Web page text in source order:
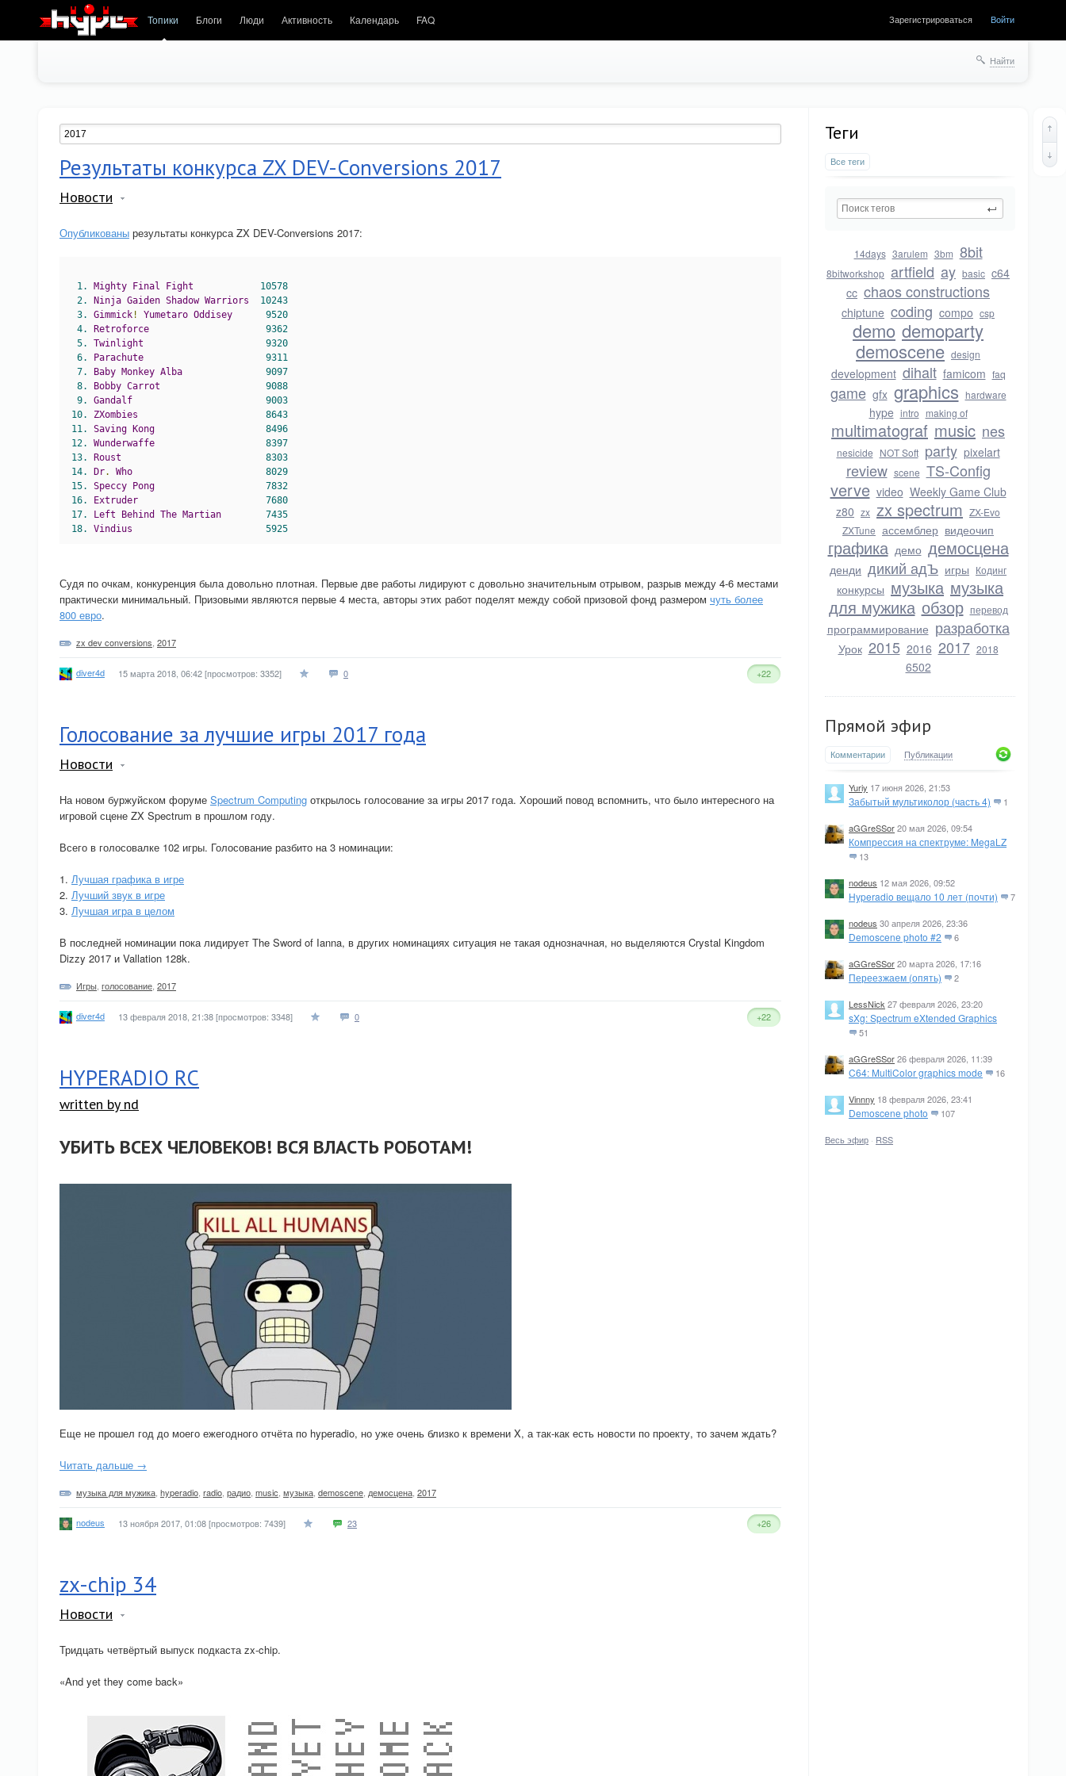
Топики Блоги Люди Активность Календарь FAQ Зарегистрироваться Войти
Найти
Теги
Все теги
14days 3arulem 3bm 8bit
8bitworkshop artfield ay basic c64
cc chaos constructions
chiptune coding compo csp
demo demoparty
demoscene design
development dihalt famicom faq
game gfx graphics hardware
hype intro making of
multimatograf music nes
nesicide NOT Soft party pixelart
review scene TS-Config
verve video Weekly Game Club
z80 zx zx spectrum ZX-Evo
ZXTune ассемблер видеочип
графика демо демосцена
денди дикий адЪ игры Кодинг
конкурсы музыка музыка
для мужика обзор перевод
программирование разработка
Урок 2015 2016 2017 2018
6502
Прямой эфир
Комментарии Публикации
Yuriy 17 июня 2026, 21:53
Забытый мультиколор (часть 4) 1
aGGreSSor20 мая 2026, 09:54
Компрессия на спектруме: MegaLZ
13
nodeus 12 мая 2026, 09:52
Hyperadio вещало 10 лет (почти) 7
nodeus 30 апреля 2026, 23:36
Demoscene photo #2 6
aGGreSSor20 марта 2026, 17:16
Переезжаем (опять) 2
LessNick 27 февраля 2026, 23:20
sXg: Spectrum eXtended Graphics
51
aGGreSSor26 февраля 2026, 11:39
C64: MultiColor graphics mode 16
Vinnny 18 февраля 2026, 23:41
Demoscene photo 107
Весь эфир · RSS
Результаты конкурса ZX DEV-Conversions 2017
Новости
Опубликованы результаты конкурса ZX DEV-Conversions 2017:
1. Mighty Final Fight
10578
2.
Ninja Gaiden Shadow Warriors
10243
3.
Gimmick ! Yumetaro Oddisey
9520
4.
Retroforce
9362
5.
Twinlight
9320
6.
Parachute
9311
7.
Baby Monkey Alba
9097
8.
Bobby Carrot
9088
9.
Gandalf
9003
10.
ZXombies
8643
11.
Saving Kong
8496
12.
Wunderwaffe
8397
13.
Roust
8303
14.
Dr. Who
8029
15.
Speccy Pong
7832
16.
Extruder
7680
17.
Left Behind The Martian
7435
18.
Vindius 5925
Судя по очкам, конкуренция была довольно плотная. Первые две работы лидируют с довольно значительным отрывом, разрыв между 4-6 местами
практически минимальный. Призовыми являются первые 4 места, авторы этих работ поделят между собой призовой фонд размером чуть более
800 евро.
zx dev conversions 2017
diver4d 15 марта 2018, 06:42[просмотров: 3352] 0 +22
Голосование за лучшие игры 2017 года
Новости
На новом буржуйском форуме Spectrum Computing открылось голосование за игры 2017 года. Хороший повод вспомнить, что было интересного на
игровой сцене ZX Spectrum в прошлом году.
Всего в голосовалке 102 игры. Голосование разбито на 3 номинации:
1. Лучшая графика в игре
2. Лучший звук в игре
3. Лучшая игра в целом
В последней номинации пока лидирует The Sword of Ianna, в других номинациях ситуация не такая однозначная, но выделяются Crystal Kingdom
Dizzy 2017 и Vallation 128k.
Игры голосование 2017
diver4d 13 февраля 2018, 21:38[просмотров: 3348] 0 +22
HYPERADIO RC
written by nd
УБИТЬ ВСЕХ ЧЕЛОВЕКОВ! ВСЯ ВЛАСТЬ РОБОТАМ!
Еще не прошел год до моего ежегодного отчёта по hyperadio, но уже очень близко к времени X, а так-как есть новости по проекту, то зачем ждать?
Читать дальше →
музыка для мужика hyperadio radio радио music музыка demoscene демосцена 2017
nodeus 13 ноября 2017, 01:08[просмотров: 7439] 23 +26
zx-chip 34
Новости
Тридцать четвёртый выпуск подкаста zx-chip.
«And yet they come back»